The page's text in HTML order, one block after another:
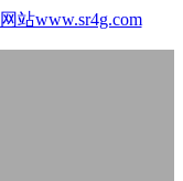
站www.sr4g.com